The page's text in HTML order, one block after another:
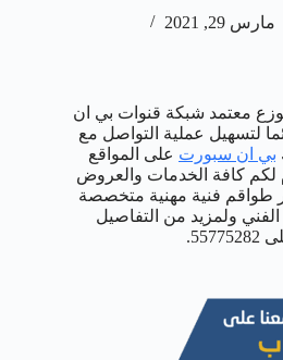
مارس 29, 2021
معتمد شبكة قنوات بي ان
لتسهيل عملية التواصل مع
بي ان سبورت على المواقع
لكم كافة الخدمات والعروض
طواقم فنية مهنية متخصصة
ولمزيد من التفاصيل